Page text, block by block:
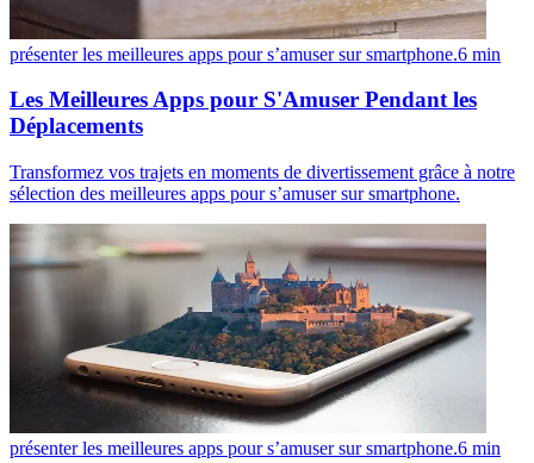
présenter les meilleures apps pour s’amuser sur smartphone.6 min
Les Meilleures Apps pour S'Amuser Pendant les
Déplacements
Transformez vos trajets en moments de divertissement grâce à notre
sélection des meilleures apps pour s’amuser sur smartphone.
présenter les meilleures apps pour s’amuser sur smartphone.6 min